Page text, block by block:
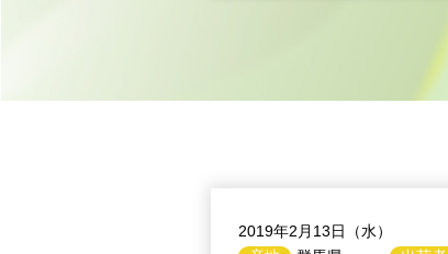
2019年2月13日（水）